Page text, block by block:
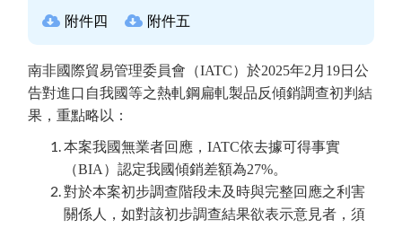
附件四
附件五
南非國際貿易管理委員會（IATC）於2025年2月19日公
告對進口自我國等之熱軋鋼扁軋製品反傾銷調查初判結
果，重點略以：
本案我國無業者回應，IATC依去據可得事實
（BIA）認定我國傾銷差額為27%。
對於本案初步調查階段未及時與完整回應之利害
關係人，如對該初步調查結果欲表示意見者，須